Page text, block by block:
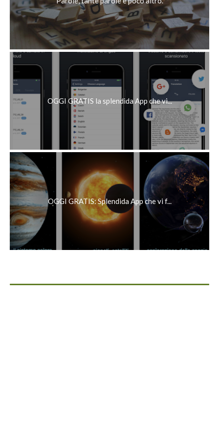
OGGI GRATIS la splendida App che vi...
OGGI GRATIS: Splendida App che vi f...